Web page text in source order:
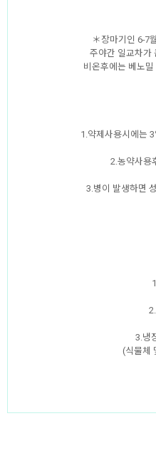
＊장마기인 6-7
주야간 일교차가
비온후에는 베노
1.약제사용시에는
2.농약사용
3.병이 발생하면
3.냉
(식물체